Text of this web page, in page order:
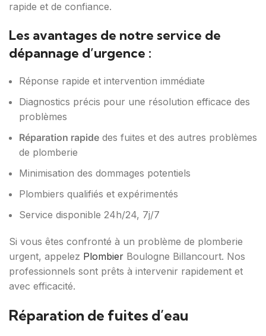
rapide et de confiance.
Les avantages de notre service de
dépannage d’urgence :
Réponse rapide et intervention immédiate
Diagnostics précis pour une résolution efficace des
problèmes
Réparation rapide des fuites et des autres problèmes
de plomberie
Minimisation des dommages potentiels
Plombiers qualifiés et expérimentés
Service disponible 24h/24, 7j/7
Si vous êtes confronté à un problème de plomberie
urgent, appelez Plombier Boulogne Billancourt. Nos
professionnels sont prêts à intervenir rapidement et
avec efficacité.
Réparation de fuites d’eau